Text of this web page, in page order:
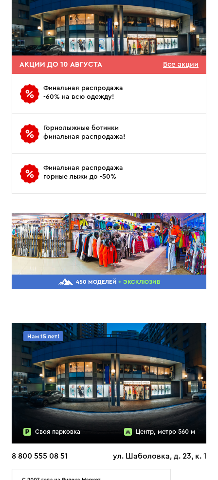
АКЦИИ ДО 10 АВГУСТА Все акции
Финальная распродажа
-60% на всю одежду!
Горнолыжные ботинки
финальная распродажа!
Финальная распродажа
горные лыжи до -50%
450 МОДЕЛЕЙ + ЭКСКЛЮЗИВ
Нам 15 лет!
Своя парковка Центр, метро 560 м
8 800 555 08 51 ул. Шаболовка, д. 23, к. 1